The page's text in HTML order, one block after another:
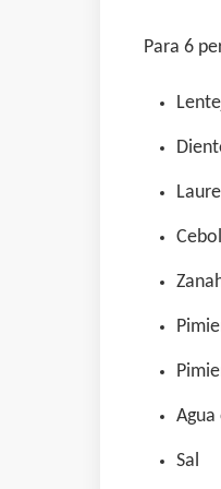
Para 6
Laurel
Agua
Sal